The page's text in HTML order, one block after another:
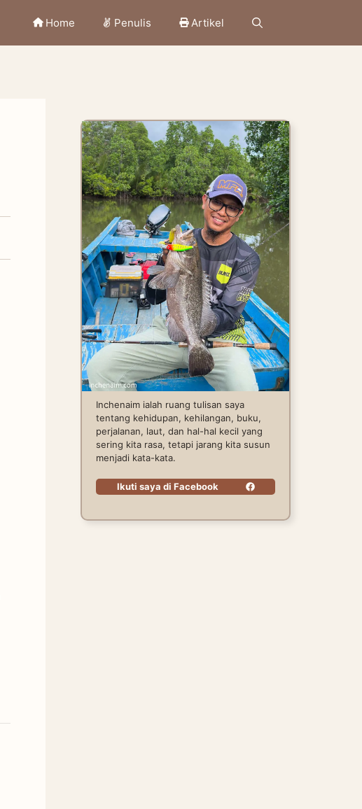
Home Penulis Artikel
Inchenaim ialah ruang tulisan saya
tentang kehidupan, kehilangan, buku,
perjalanan, laut, dan hal-hal kecil yang
sering kita rasa, tetapi jarang kita susun
menjadi kata-kata.
Ikuti saya di Facebook